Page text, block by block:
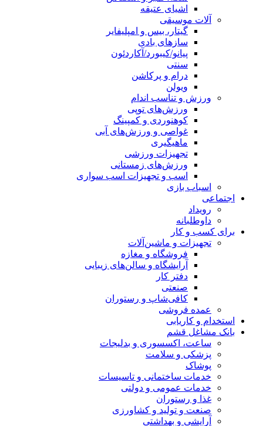
اشیای عتیقه
آلات موسیقی
گیتار، بیس و امپلیفایر
سازهای بادی
پیانو/کیبورد/آکاردئون
سنتی
درام و پرکاشن
ویولن
ورزش و تناسب اندام
ورزش‌های توپی
کوهنوردی و کمپینگ
غواصی و ورزش‌های آبی
ماهیگیری
تجهیزات ورزشی
ورزش‌های زمستانی
اسب و تجهیزات اسب سواری
اسباب‌ بازی
اجتماعی
رویداد
داوطلبانه
برای کسب و کار
تجهیزات و ماشین‌آلات
فروشگاه و مغازه
آرایشگاه و سالن‌های زیبایی
دفتر کار
صنعتی
کافی‌شاپ و رستوران
عمده فروشی
استخدام و کاریابی
بانک مشاغل قشم
ساعت، اکسسوری و بدلیجات
پزشکی و سلامت
پوشاک
خدمات ساختمانی و تاسیسات
خدمات عمومی و دولتی
غذا و رستوران
صنعت و تولید و کشاورزی
آرایشی و بهداشتی